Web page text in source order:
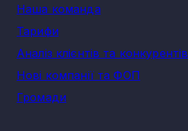
Наша команда
Тарифи
Аналіз клієнтів та конкурентів
Нові компанії та ФОП
Громади